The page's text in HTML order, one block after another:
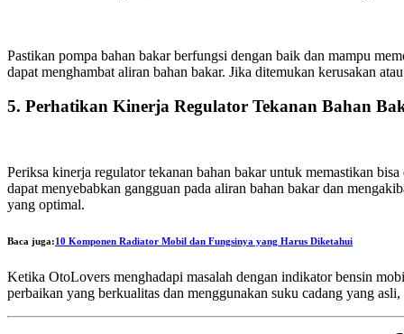
Pastikan pompa bahan bakar berfungsi dengan baik dan mampu
dapat menghambat aliran bahan bakar. Jika ditemukan kerusakan
5. Perhatikan Kinerja Regulator Tekanan Bahan
Periksa kinerja regulator tekanan bahan bakar untuk memastikan
dapat menyebabkan gangguan pada aliran bahan bakar dan
yang optimal.
Baca juga:10 Komponen Radiator Mobil dan Fungsinya yang Harus Diketahui
Ketika OtoLovers menghadapi masalah dengan indikator bensin
perbaikan yang berkualitas dan menggunakan suku cadang yang